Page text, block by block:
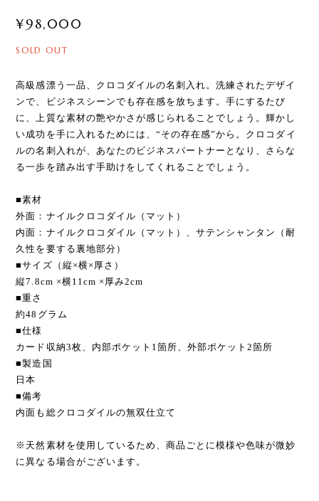
¥98,000
SOLD OUT
高級感漂う一品、クロコダイルの名刺入れ。洗練されたデザイ
ンで、ビジネスシーンでも存在感を放ちます。手にするたび
に、上質な素材の艶やかさが感じられることでしょう。輝かし
い成功を手に入れるためには、“その存在感”から。クロコダイ
ルの名刺入れが、あなたのビジネスパートナーとなり、さらな
る一歩を踏み出す手助けをしてくれることでしょう。
■素材
外面：ナイルクロコダイル（マット）
内面：ナイルクロコダイル（マット）、サテンシャンタン（耐
久性を要する裏地部分）
■サイズ（縦×横×厚さ）
縦7.8cm ×横11cm ×厚み2cm
■重さ
約48グラム
■仕様
カード収納3枚、内部ポケット1箇所、外部ポケット2箇所
■製造国
日本
■備考
内面も総クロコダイルの無双仕立て
※天然素材を使用しているため、商品ごとに模様や色味が微妙
に異なる場合がございます。